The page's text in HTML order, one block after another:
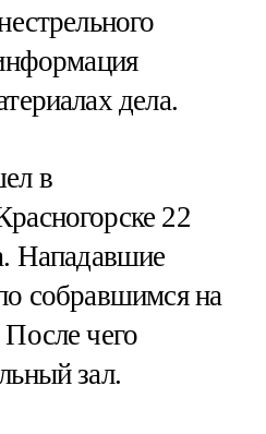
дела.
в
22
Нападавшие
собравшимся на
чего
зал.